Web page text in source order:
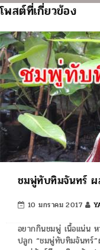
โพสต์ที่เกี่ยวข้อง
ชมพู่ทับทิมจันทร์
10 มกราคม 2017
อยากกินชมพู่ เนื้อแน่น
ปลูก “ชมพู่ทับทิมจันทร์”